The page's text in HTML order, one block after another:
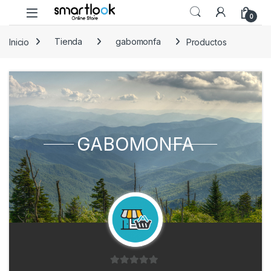
Skip to navigation
Skip to content
Open 0
Inicio Tienda gabomonfa Productos
GABOMONFA